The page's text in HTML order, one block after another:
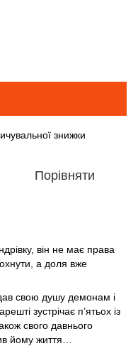
знижки
Порівняти
він не має права
а доля вже
свою душу демонам і
зустрічає п’ятьох із
свого давнього
йому життя…